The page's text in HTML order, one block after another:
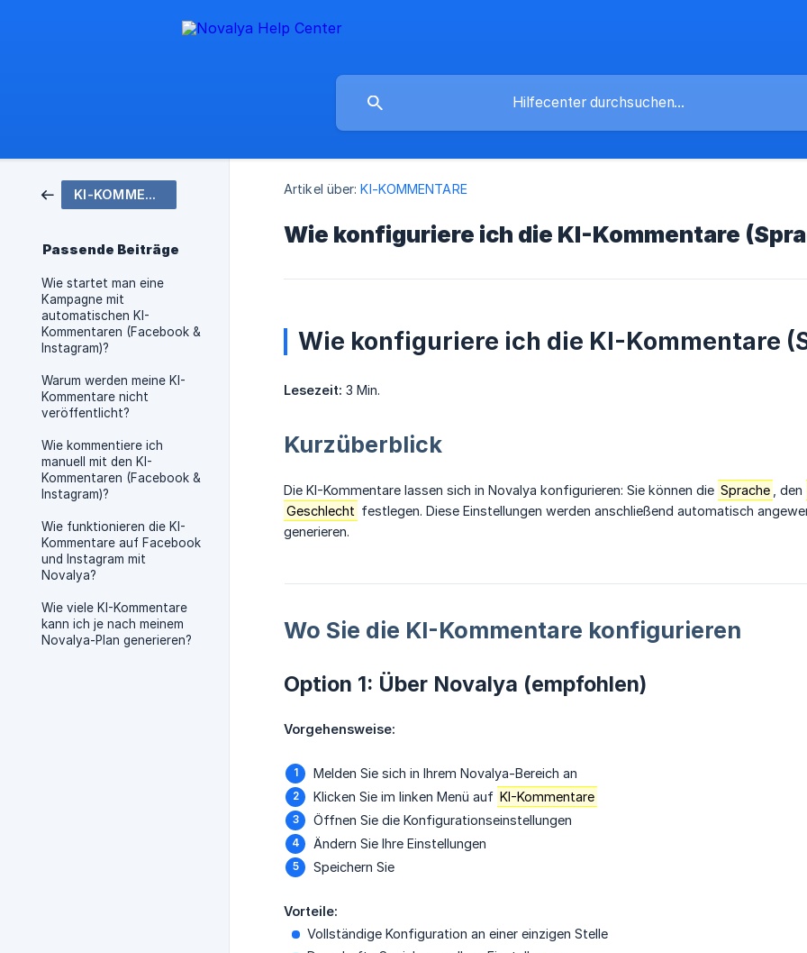
KI-KOMMENTARE
Passende Beiträge
Wie startet man eine
Kampagne mit
automatischen KI-
Kommentaren (Facebook &
Instagram)?
Warum werden meine KI-
Kommentare nicht
veröffentlicht?
Wie kommentiere ich
manuell mit den KI-
Kommentaren (Facebook &
Instagram)?
Wie funktionieren die KI-
Kommentare auf Facebook
und Instagram mit
Novalya?
Wie viele KI-Kommentare
kann ich je nach meinem
Novalya-Plan generieren?
Artikel über: KI-KOMMENTARE
Wie konfiguriere ich die KI-Kommentare
Wie konfiguriere ich die KI-Kommentare
Lesezeit: 3 Min.
Kurzüberblick
Die KI-Kommentare lassen sich in Novalya konfigurieren: Sie können die Sprache , den
Geschlecht festlegen. Diese Einstellungen werden anschließend automatisch
generieren.
Wo Sie die KI-Kommentare konfigurieren
Option 1: Über Novalya (empfohlen)
Vorgehensweise:
Melden Sie sich in Ihrem Novalya-Bereich an
Klicken Sie im linken Menü auf KI-Kommentare
Öffnen Sie die Konfigurationseinstellungen
Ändern Sie Ihre Einstellungen
Speichern Sie
Vorteile:
Vollständige Konfiguration an einer einzigen Stelle